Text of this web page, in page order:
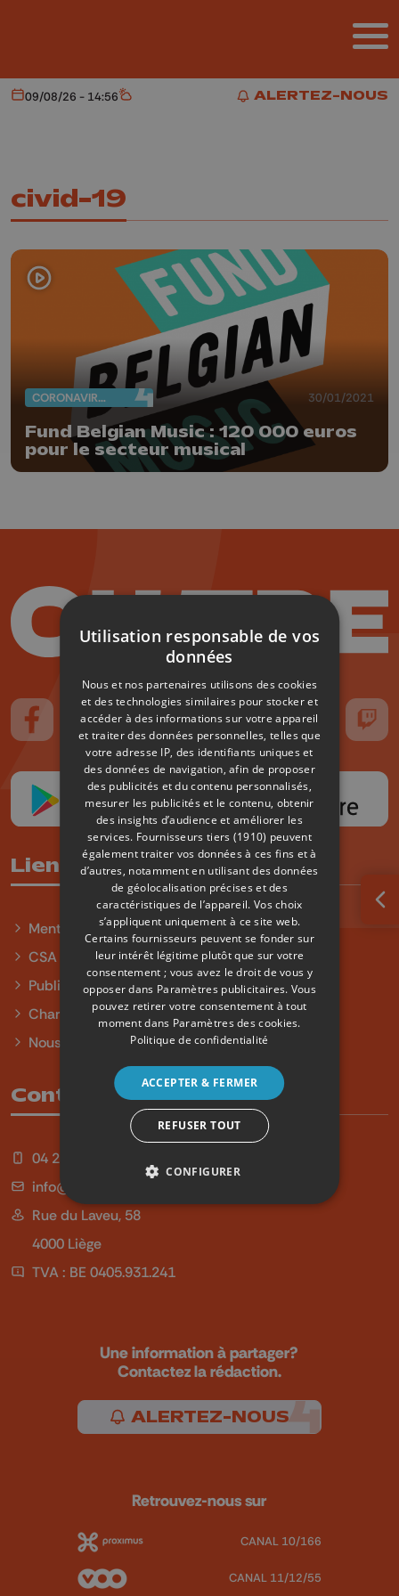
ALERTEZ-NOUS
ALERTEZ-NOUS
Aujourd'hui
09/08/26 - 14:56 Météo
civid-19
CORONAVIRUS 30/01/2021
Fund Belgian Music : 120 000 euros
pour le secteur musical
Suivez-nous sur FaceBook
Suivez-nous sur Instagram
Suivez-nous sur TikTokSuivez-nous sur YouTube
Suivez-nous
Liens utiles
Mentions légales
CSA
Publicité
Charte sur l'égalité et la diversité
Nous contacter
Contact
04 254 99 99
info@qu4tre.be
Rue du Laveu, 58
4000 Liège
TVA : BE 0405.931.241
Une information à partager?
Contactez la rédaction.
ALERTEZ-NOUS
Retrouvez-nous sur
CANAL 10/166
CANAL 11/12/55
Utilisation responsable de vos
données
Nous et nos partenaires utilisons des cookies
et des technologies similaires pour stocker et
accéder à des informations sur votre appareil
et traiter des données personnelles, telles que
votre adresse IP, des identifiants uniques et
des données de navigation, afin de proposer
des publicités et du contenu personnalisés,
mesurer les publicités et le contenu, obtenir
des insights d’audience et améliorer les
services. Fournisseurs tiers (1910) peuvent
également traiter vos données à ces fins et à
d’autres, notamment en utilisant des données
de géolocalisation précises et des
caractéristiques de l’appareil. Vos choix
s’appliquent uniquement à ce site web.
Certains fournisseurs peuvent se fonder sur
leur intérêt légitime plutôt que sur votre
consentement ; vous avez le droit de vous y
opposer dans Paramètres publicitaires. Vous
pouvez retirer votre consentement à tout
moment dans Paramètres des cookies.
Politique de confidentialité
ACCEPTER & FERMER
REFUSER TOUT
CONFIGURER